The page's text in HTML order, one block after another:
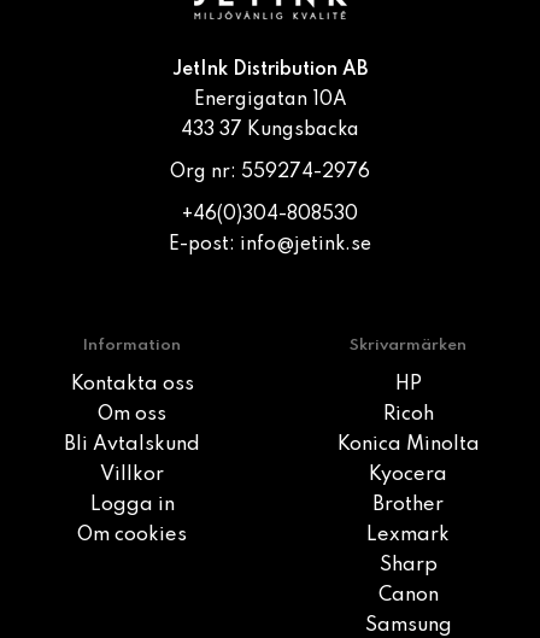
JetInk Distribution AB
Energigatan 10A
433 37 Kungsbacka
Org nr: 559274-2976
+46(0)304-808530
E-post: info@jetink.se
Information
Kontakta oss
Om oss
Bli Avtalskund
Villkor
Logga in
Om cookies
Skrivarmärken
HP
Ricoh
Konica Minolta
Kyocera
Brother
Lexmark
Sharp
Canon
Samsung